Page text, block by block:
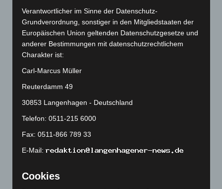
Juni 2026(139)
Mai 2026 (99)
April 2026(99)
März 2026(115)
Februar 2026(109)
Januar 2026(122)
Dezember 2025(103)
November 2025(114)
Oktober 2025(112)
September 2025(93)
Juli 2025(90)
Verantwortlicher im Sinne der Datenschutz-
Grundverordnung, sonstiger in den Mitgliedstaaten der
Europäischen Union geltenden Datenschutzgesetze und
anderer Bestimmungen mit datenschutzrechtlichem
Charakter ist:
Carl-Marcus Müller
Reuterdamm 49
30853 Langenhagen - Deutschland
Telefon: 0511-215 6000
Fax: 0511-866 789 33
E-Mail:
Cookies